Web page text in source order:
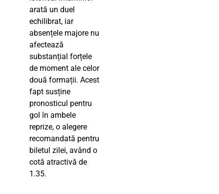
arată un duel
echilibrat, iar
absențele majore nu
afectează
substanțial forțele
de moment ale celor
două formații. Acest
fapt susține
pronosticul pentru
gol în ambele
reprize, o alegere
recomandată pentru
biletul zilei, având o
cotă atractivă de
1.35.